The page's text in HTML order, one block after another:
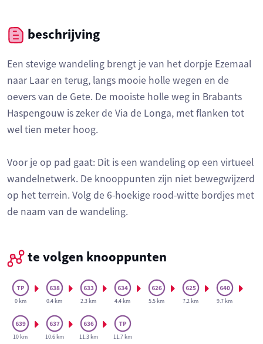
beschrijving
Een stevige wandeling brengt je van het dorpje Ezemaal
naar Laar en terug, langs mooie holle wegen en de
oevers van de Gete. De mooiste holle weg in Brabants
Haspengouw is zeker de Via de Longa, met flanken tot
wel tien meter hoog.
Voor je op pad gaat: Dit is een wandeling op een virtueel
wandelnetwerk. De knooppunten zijn niet bewegwijzerd
op het terrein. Volg de 6-hoekige rood-witte bordjes met
de naam van de wandeling.
te volgen knooppunten
0 km 0.4 km 2.3 km 4.4 km 5.5 km 7.2 km 9.7 km
10 km 10.6 km 11.3 km 11.7 km